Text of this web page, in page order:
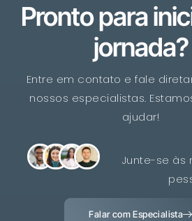
Pronto para
jornada?
Entre em contato e fale
nossos especialistas.
ajudar!
Junte-se às
Falar com Especialista